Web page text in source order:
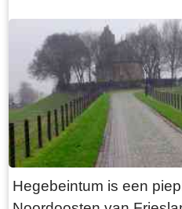
heeft. Grote brokken
der verspreid door het
explosie heeft
waar. De laatste
was Burgemeester van
burgemeester van de
Rauwerderhem. Het
staat een eindje
stellen maar toen hij
Hegebeintum is een